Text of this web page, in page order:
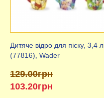
Дитяче відро для піску, 3,4 л
(77816), Wader
129.00грн
103.20грн